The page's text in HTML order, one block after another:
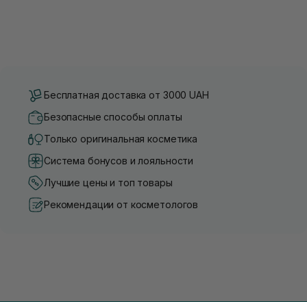
Бесплатная доставка от 3000 UAH
Безопасные способы оплаты
Только оригинальная косметика
Система бонусов и лояльности
Лучшие цены и топ товары
Рекомендации от косметологов